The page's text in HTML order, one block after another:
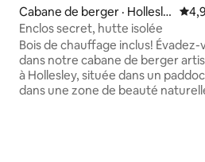
Cabane de berger · Hollesle
y
Enclos secret, hutte isolée
Bois de chauffage inclus! Évadez-vous
dans notre cabane de berger
à Hollesley, située dans un
dans une zone de beauté